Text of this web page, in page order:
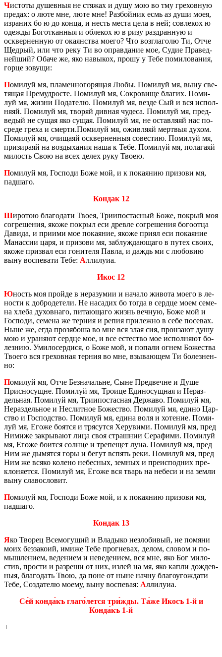
Чис­то­ты ду­шев­ныя не стя­жах и душу мою во тму гре­хов­ную
пре­дах: о люте мне, люте мне! Раз­бой­ник есмь аз души моея,
из­ра­них бо ю до конца, и несть места цела в ней; со­вле­кох ю
одеж­ды Бо­го­ткан­ныя и об­ле­кох ю в ризу раз­дран­ную и
осквер­нен­ную от ока­ян­ства моего? Что воз­гла­го­лю Ти, Отче
Щед­рый, или что реку Ти во оправ­да­ние мое, Судие Пра­вед­
ней­ший? Обаче же, яко на­вы­кох, прошу у Тебе по­ми­ло­ва­ния,
горце зо­ву­щи:
Поми­луй мя, пла­мен­но­го­ря­щая Любы. По­ми­луй мя, выну све­
тя­щая Пре­муд­ро­сте. По­ми­луй мя, Со­кро­ви­ще бла­гих. По­ми­
луй мя, жизни По­да­те­лю. По­ми­луй мя, везде Сый и вся ис­пол­
ня­яй. По­ми­луй мя, тво­ряй див­ная чу­де­са. По­ми­луй мя, пред­
ве­дый не сущая яко сущая. По­ми­луй мя, не остав­ля­яй нас по­
сре­де греха и смер­ти.По­ми­луй мя, ожив­ля­яй мерт­выя духом.
По­ми­луй мя, очи­ща­яй осквер­нен­ныя со­ве­стию. По­ми­луй мя,
при­зи­ра­яй на воз­ды­ха­ния наша к Тебе. По­ми­луй мя, по­ла­га­яй
ми­лость Свою на всех делех руку Твоею.
Поми­луй мя, Гос­по­ди Боже мой, и к по­ка­я­нию при­зо­ви мя,
пад­ша­го.
Кондак 12
Широ­тою бла­го­да­ти Твоея, Трии­по­стас­ный Боже, по­крый моя
со­гре­ше­ния, якоже по­крыл еси древ­ле со­гре­ше­ния бо­го­от­ца
Да­ви­да, и при­и­ми мое по­ка­я­ние, якоже приял еси по­ка­я­ние
Ма­нас­сии царя, и при­зо­ви мя, за­блуж­да­ю­ща­го в путех своих,
якоже при­звал еси го­ни­те­ля Павла, и даждь ми с лю­бо­вию
выну вос­пе­ва­ти Тебе: Алли­лу­иа.
Икос 12
Юность моя прой­де в нера­зу­мии и на­ча­ло жи­во­та моего в ле­
но­сти к доб­ро­де­те­ли. Не на­са­дих бо тогда в серд­це моем се­ме­
на хлеба ду­хов­на­го, пи­та­ю­ща­го жизнь веч­ную, Боже мой и
Гос­по­ди, се­ме­на же тер­ния и репия при­леж­но в себе по­се­вах.
Ныне же, егда про­зя­бо­ша во мне вся злая сия, прон­за­ют душу
мою и ура­ня­ют серд­це мое, и все есте­ство мое ис­пол­ня­ют бо­
лез­нию. Уми­ло­сер­ди­ся, о Боже мой, и по­па­ли огнем Бо­же­ства
Тво­е­го вся гре­хов­ная тер­ния во мне, взы­ва­ю­щем Ти 6о­лез­нен­
но:
Поми­луй мя, Отче Без­на­чальне, Сыне Пред­вечне и Душе
Прис­но­сущне. По­ми­луй мя, Тро­и­це Еди­но­сущ­ная и Нераз­
дель­ная. По­ми­луй мя, Трии­по­стас­ная Дер­жа­во. По­ми­луй мя,
Нераз­дель­ное и Нес­лит­ное Бо­же­ство. По­ми­луй мя, едино Цар­
ство и Гос­под­ство. По­ми­луй мя, едина воля и хо­те­ние. По­ми­
луй мя, Егоже бо­ят­ся и тря­сут­ся Хе­ру­ви­ми. По­ми­луй мя, пред
Ни­ми­же за­кры­ва­ют лица своя страш­нии Се­ра­фи­ми. По­ми­луй
мя, Егоже бо­ит­ся солн­це и тре­пе­щет луна. По­ми­луй мя, пред
Ним же ды­мят­ся горы и бегут вспять реки. По­ми­луй мя, пред
Ним же всяко ко­ле­но небес­ных, зем­ных и пре­ис­под­них пре­
кло­ня­ет­ся. По­ми­луй мя, Егоже вся тварь на небе­си и на земли
выну сла­во­сло­вит.
Поми­луй мя, Гос­по­ди Боже мой, и к по­ка­я­нию при­зо­ви мя,
пад­ша­го.
Кондак 13
Яко Тво­рец Все­мо­гу­щий и Вла­ды­ко незло­би­вый, не по­мя­ни
моих без­за­ко­ий, имиже Тебе про­гне­вах, делом, сло­вом и по­
мыш­ле­ни­ем, ве­де­ни­ем и неве­де­ни­ем, вся мне, яко Бог ми­ло­
стив, про­сти и раз­ре­ши от них, излей на мя, яко капли дож­дев­
ныя, бла­го­дать Твою, да поне от ныне начну бла­го­уго­жда­ти
Тебе, Со­зда­те­лю моему, выну вос­пе­вая: Алли­лу­иа.
Се́й конда́къ глаго́лется три́жды. Та́же Икосъ 1-й и
Конда́къ 1-й
+